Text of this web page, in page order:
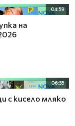
04:59
на
06:55
с кисело мляко